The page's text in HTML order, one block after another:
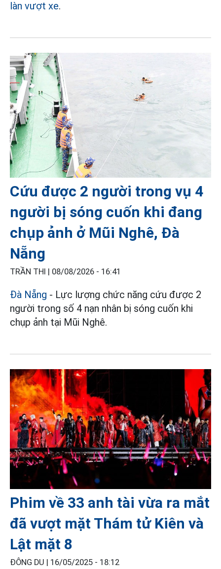
làn vượt xe.
Cứu được 2 người trong vụ 4
người bị sóng cuốn khi đang
chụp ảnh ở Mũi Nghê, Đà
Nẵng
TRẦN THI | 08/08/2026 - 16:41
Đà Nẵng - Lực lượng chức năng cứu được 2
người trong số 4 nạn nhân bị sóng cuốn khi
chụp ảnh tại Mũi Nghê.
Phim về 33 anh tài vừa ra mắt
đã vượt mặt Thám tử Kiên và
Lật mặt 8
ĐÔNG DU | 16/05/2025 - 18:12